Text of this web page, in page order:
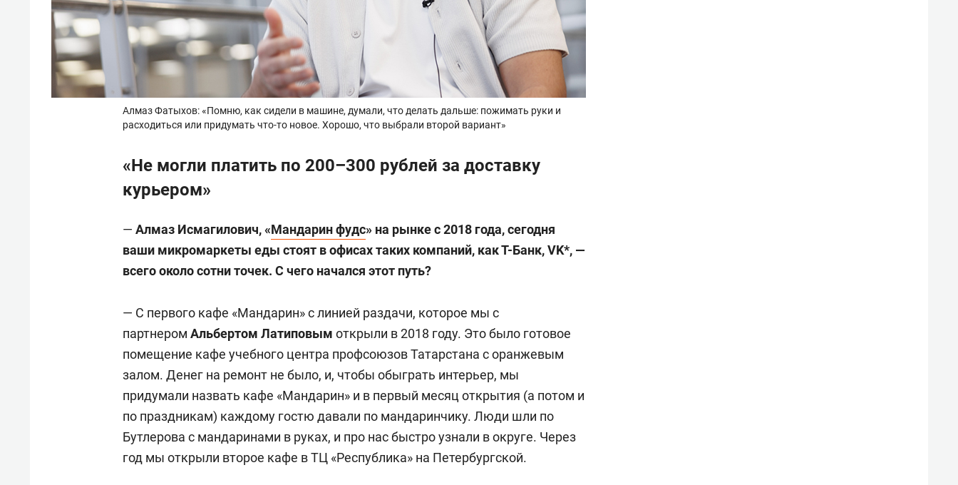
Алмаз Фатыхов: «Помню, как сидели в машине, думали, что делать дальше: пожимать руки и
расходиться или придумать что-то новое. Хорошо, что выбрали второй вариант»
«Не могли платить по 200–300 рублей за доставку
курьером»
— Алмаз Исмагилович, «Мандарин фудс» на рынке с 2018 года, сегодня
ваши микромаркеты еды стоят в офисах таких компаний, как Т-Банк, VK*, —
всего около сотни точек. С чего начался этот путь?
— С первого кафе «Мандарин» с линией раздачи, которое мы с
партнером Альбертом Латиповым открыли в 2018 году. Это было готовое
помещение кафе учебного центра профсоюзов Татарстана с оранжевым
залом. Денег на ремонт не было, и, чтобы обыграть интерьер, мы
придумали назвать кафе «Мандарин» и в первый месяц открытия (а потом и
по праздникам) каждому гостю давали по мандаринчику. Люди шли по
Бутлерова с мандаринами в руках, и про нас быстро узнали в округе. Через
год мы открыли второе кафе в ТЦ «Республика» на Петербургской.